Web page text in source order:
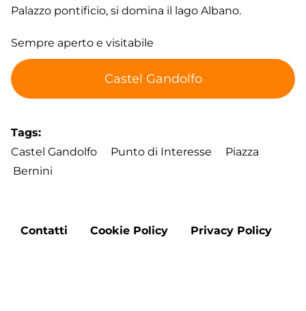
Palazzo pontificio, si domina il lago Albano.
Sempre aperto e visitabile
Castel Gandolfo
Tags
Castel Gandolfo
Punto di Interesse
Piazza
Bernini
Footer
Contatti Cookie Policy Privacy Policy